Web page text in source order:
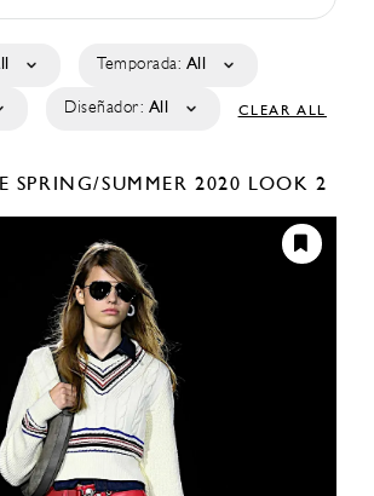
Temporada: All
Diseñador: All CLEAR ALL
SPRING/SUMMER 2020 LOOK 2